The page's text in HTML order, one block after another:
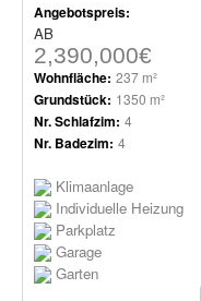
Angebotspreis:
AB
2,390,000€
Wohnfläche: 237 m²
Grundstück: 1350 m²
Nr. Schlafzim: 4
Nr. Badezim: 4
Klimaanlage
Individuelle Heizung
Parkplatz
Garage
Garten